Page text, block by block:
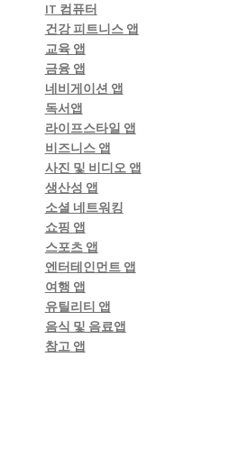
IT 컴퓨터
건강 피트니스 앱
교육 앱
금융 앱
네비게이션 앱
독서앱
라이프스타일 앱
비즈니스 앱
사진 및 비디오 앱
생산성 앱
소셜 네트워킹
쇼핑 앱
스포츠 앱
엔터테인먼트 앱
여행 앱
유틸리티 앱
음식 및 음료앱
참고 앱